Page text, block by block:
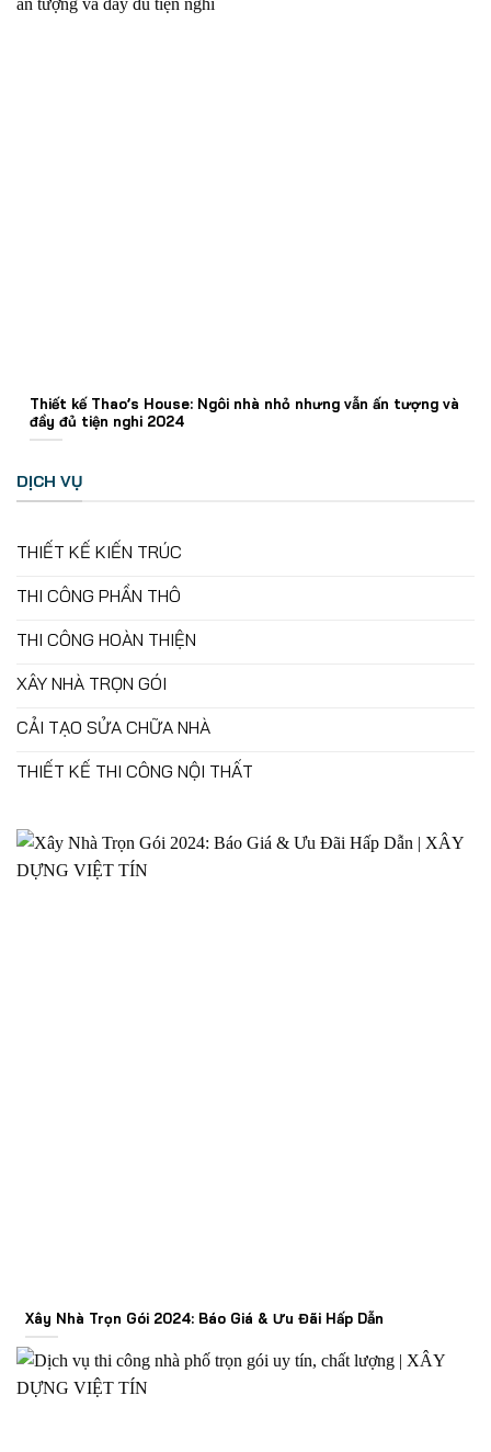
Thiết kế Thao’s House: Ngôi nhà nhỏ nhưng vẫn ấn tượng và
đầy đủ tiện nghi 2024
DỊCH VỤ
THIẾT KẾ KIẾN TRÚC
THI CÔNG PHẦN THÔ
THI CÔNG HOÀN THIỆN
XÂY NHÀ TRỌN GÓI
CẢI TẠO SỬA CHỮA NHÀ
THIẾT KẾ THI CÔNG NỘI THẤT
Xây Nhà Trọn Gói 2024: Báo Giá & Ưu Đãi Hấp Dẫn